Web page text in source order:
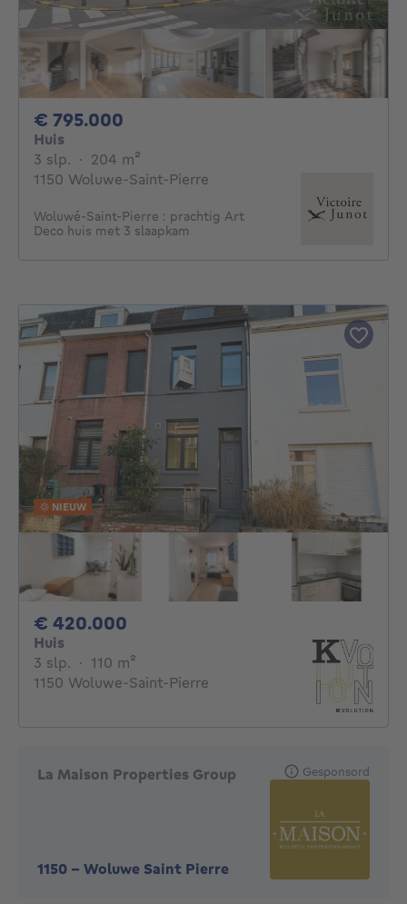
€ 795.000
Huis
3 slp. 3 slaapkamers
· 204 m²
1150 Woluwe-Saint-Pierre
Woluwé-Saint-Pierre : prachtig Art
Deco huis met 3 slaapkam
NIEUW
€ 420.000
Huis
3 slp. 3 slaapkamers
· 110 m²
1150 Woluwe-Saint-Pierre
La Maison Properties Group
1150 - Woluwe Saint Pierre
Gesponsord